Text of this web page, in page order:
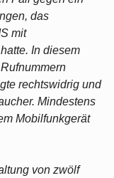
das
mit
In diesem
rechtswidrig und
Mindestens
Mobilfunkgerät
von zwölf